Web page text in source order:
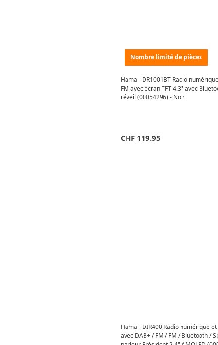
Nombre limité de pièces
Hama - DR1001BT Radio
FM avec écran TFT 4.3" avec
réveil (00054296) - Noir
CHF 119.95
Hama - DIR400 Radio numérique
avec DAB+ / FM / FM / Bluetooth /